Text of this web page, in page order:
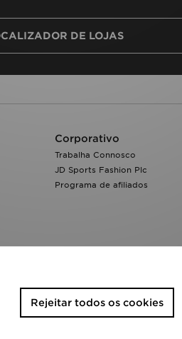
DE LOJAS
Corporativo
Trabalha Connosco
JD Sports Fashion Plc
Programa de afiliados
Rejeitar todos os cookies